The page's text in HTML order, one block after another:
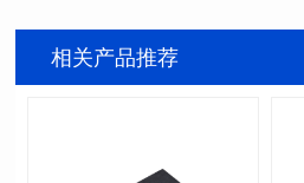
相关产品推荐